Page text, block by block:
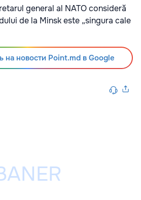
general al NATO consideră
de la Minsk este „singura cale
на новости Point.md в Google